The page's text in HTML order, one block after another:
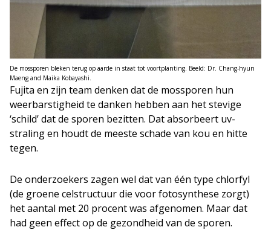
De mossporen bleken terug op aarde in staat tot voortplanting. Beeld: Dr. Chang-hyun
Maeng and Maika Kobayashi.
Fujita en zijn team denken dat de mossporen hun
weerbarstigheid te danken hebben aan het stevige
‘schild’ dat de sporen bezitten. Dat absorbeert uv-
straling en houdt de meeste schade van kou en hitte
tegen.
De onderzoekers zagen wel dat van één type chlorfyl
(de groene celstructuur die voor fotosynthese zorgt)
het aantal met 20 procent was afgenomen. Maar dat
had geen effect op de gezondheid van de sporen.